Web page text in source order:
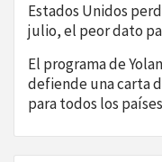
Estados Unidos
julio, el peor dato
El programa de
defiende una carta
para todos los países